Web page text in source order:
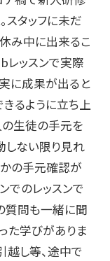
スタッフに未だ
み中に出来るこ
レッスンで実際
に成果が出ると
るように立ち上
の生徒の手元を
しない限り見れ
の手元確認が
でのレッスンで
質問も一緒に聞
た学びがありま
越し等、途中で